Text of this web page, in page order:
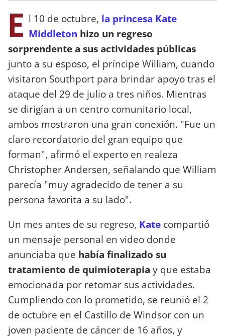
E l 10 de octubre, la princesa Kate
Middleton hizo un regreso
sorprendente a sus actividades públicas
junto a su esposo, el príncipe William, cuando
visitaron Southport para brindar apoyo tras el
ataque del 29 de julio a tres niños. Mientras
se dirigían a un centro comunitario local,
ambos mostraron una gran conexión. "Fue un
claro recordatorio del gran equipo que
forman", afirmó el experto en realeza
Christopher Andersen, señalando que William
parecía "muy agradecido de tener a su
persona favorita a su lado".
Un mes antes de su regreso, Kate compartió
un mensaje personal en video donde
anunciaba que había finalizado su
tratamiento de quimioterapia y que estaba
emocionada por retomar sus actividades.
Cumpliendo con lo prometido, se reunió el 2
de octubre en el Castillo de Windsor con un
joven paciente de cáncer de 16 años, y